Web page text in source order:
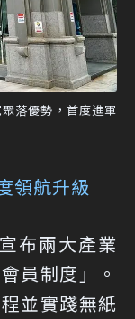
落優勢，首度進軍
領航升級
布兩大產業
員制度」。
並實踐無紙